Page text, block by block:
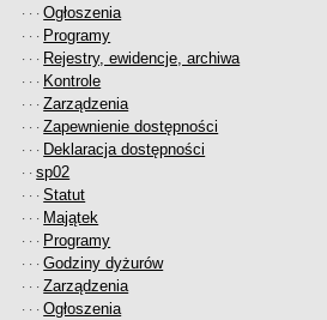
ARCHIWUM SZKÓŁ I PLACÓWEK
Zlikwidowane gimnazja
Przekształcone szkoły i placówki
Wielofunkcyjna Placówka
SPECJALNE OŚRODKI SZKOLNO-WYCHOWAWCZE
Specjalny Ośrodek nr 1
Specjalny Ośrodek nr 5
BURSA MIEJSKA
Dane podstawowe
Statut
Majątek
· · ·Ogłoszenia
· · · Programy
· · · Rejestry, ewidencje, archiwa
· · · Kontrole
· · ·Zarządzenia
· · ·Zapewnienie dostępności
· · · Deklaracja dostępności
· ·sp02
· · ·Statut
· · · Majątek
· · · Programy
· · ·Godziny dyżurów
· · ·Zarządzenia
· · ·Ogłoszenia